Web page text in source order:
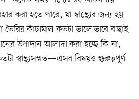
করা হতে পারে, যা স্বাস্থ্যের জন্য হয়
কাঁচামাল কতটা ভালোভাবে বাছাই
উপাদান আলাদা করা হচ্ছে কি না,
স্বাস্থ্যসম্মত—এসব বিষয়ও গুরুত্বপূর্ণ